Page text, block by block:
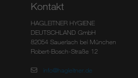
Kontakt
HAGLEITNER HYGIENE
DEUTSCHLAND GmbH
82054 Sauerlach bei München
Robert-Bosch-Straße 12
info@hagleitner.de